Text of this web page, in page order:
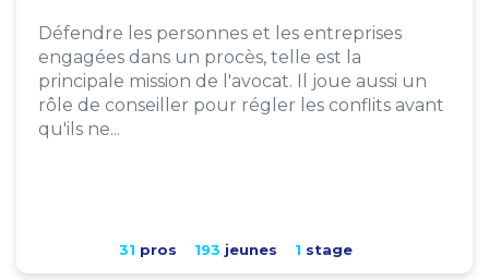
Défendre les personnes et les entreprises
engagées dans un procès, telle est la
principale mission de l'avocat. Il joue aussi un
rôle de conseiller pour régler les conflits avant
qu'ils ne...
31 pros 193 jeunes 1 stage